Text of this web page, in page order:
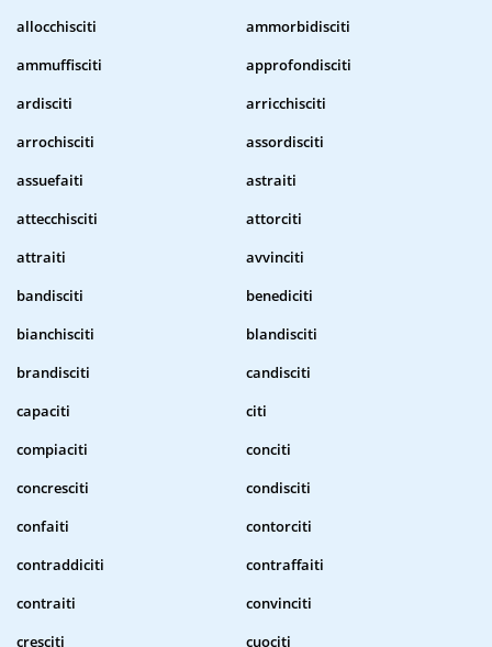
allocchisciti
ammorbidisciti
ammuffisciti
approfondisciti
ardisciti
arricchisciti
arrochisciti
assordisciti
assuefaiti
astraiti
attecchisciti
attorciti
attraiti
avvinciti
bandisciti
benediciti
bianchisciti
blandisciti
brandisciti
candisciti
capaciti
citi
compiaciti
conciti
concresciti
condisciti
confaiti
contorciti
contraddiciti
contraffaiti
contraiti
convinciti
cresciti
cuociti